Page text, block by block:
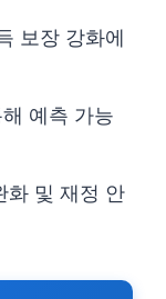
보장 강화에
예측 가능
화 및 재정 안